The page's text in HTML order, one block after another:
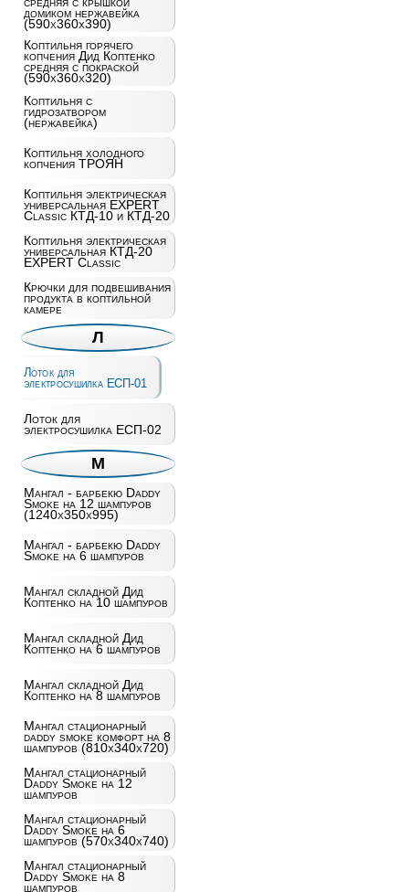
домиком нержавейка
(590x360x390)
Коптильня горячего
копчения Дид Коптенко
средняя с покраской
(590x360x320)
Коптильня с
гидрозатвором
(нержавейка)
Коптильня холодного
копчения ТРОЯН
Коптильня электрическая
универсальная EXPERT
Classic КТД-10 и КТД-20
Коптильня электрическая
универсальная КТД-20
EXPERT Classic
Крючки для подвешивания
продукта в коптильной
камере
Л
Лоток для
электросушилка ЕСП-01
Лоток для
электросушилка ЕСП-02
М
Мангал - барбекю Daddy
Smoke на 12 шампуров
(1240х350х995)
Мангал - барбекю Daddy
Smoke на 6 шампуров
Мангал складной Дид
Коптенко на 10 шампуров
Мангал складной Дид
Коптенко на 6 шампуров
Мангал складной Дид
Коптенко на 8 шампуров
Мангал стационарный
daddy smoke комфорт на 8
шампуров (810х340х720)
Мангал стационарный
Daddy Smoke на 12
шампуров
Мангал стационарный
Daddy Smoke на 6
шампуров (570х340х740)
Мангал стационарный
Daddy Smoke на 8
шампуров